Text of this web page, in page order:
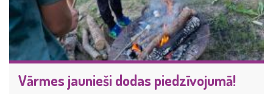
Vārmes jaunieši dodas piedzīvojumā!